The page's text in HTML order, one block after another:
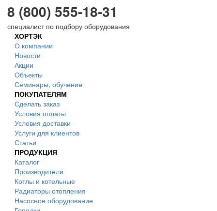
8 (800) 555-18-31
специалист по подбору оборудования
ХОРТЭК
О компании
Новости
Акции
Объекты
Семинары, обучение
ПОКУПАТЕЛЯМ
Сделать заказ
Условия оплаты
Условия доставки
Услуги для клиентов
Статьи
ПРОДУКЦИЯ
Каталог
Производители
Котлы и котельные
Радиаторы отопления
Насосное оборудование